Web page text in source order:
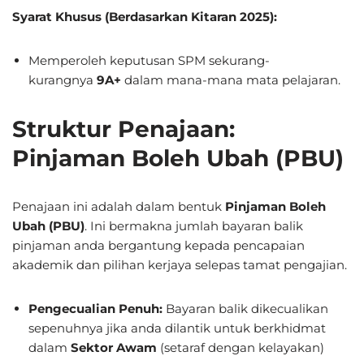
Syarat Khusus (Berdasarkan Kitaran 2025):
Memperoleh keputusan SPM sekurang-
kurangnya 9A+ dalam mana-mana mata pelajaran.
Struktur Penajaan:
Pinjaman Boleh Ubah (PBU)
Penajaan ini adalah dalam bentuk Pinjaman Boleh
Ubah (PBU). Ini bermakna jumlah bayaran balik
pinjaman anda bergantung kepada pencapaian
akademik dan pilihan kerjaya selepas tamat pengajian.
Pengecualian Penuh: Bayaran balik dikecualikan
sepenuhnya jika anda dilantik untuk berkhidmat
dalam Sektor Awam (setaraf dengan kelayakan)